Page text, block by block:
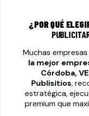
¿POR QUÉ
Muchas
la mejor
Córdoba,
Publisitios,
estratégica,
premium que